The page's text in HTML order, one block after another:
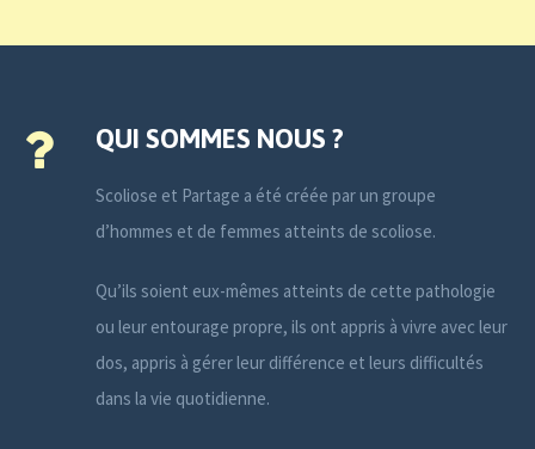
QUI SOMMES NOUS ?
Scoliose et Partage a été créée par un groupe
d’hommes et de femmes atteints de scoliose.
Qu’ils soient eux-mêmes atteints de cette pathologie
ou leur entourage propre, ils ont appris à vivre avec leur
dos, appris à gérer leur différence et leurs difficultés
dans la vie quotidienne.